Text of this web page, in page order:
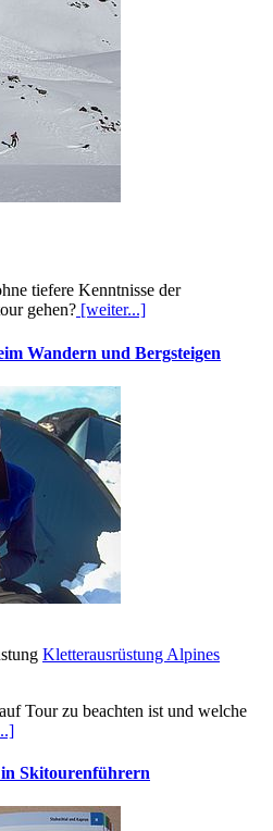
tiefere Kenntnisse der
gehen? [weiter...]
Wandern und Bergsteigen
Kletterausrüstung Alpines
Tour zu beachten ist und welche
Skitourenführern